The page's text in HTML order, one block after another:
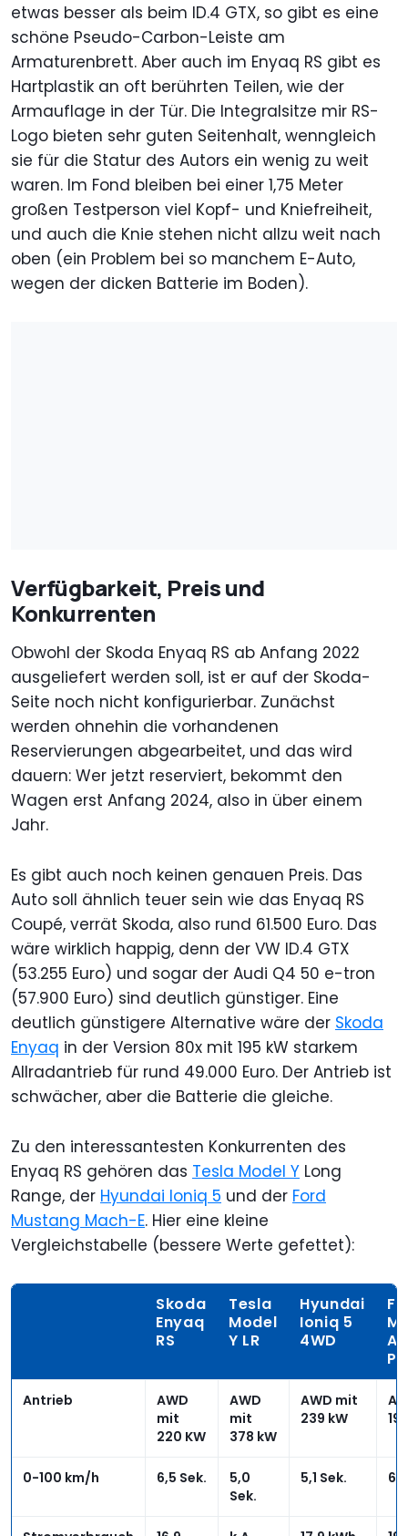
etwas besser als beim ID.4 GTX, so gibt es eine
schöne Pseudo-Carbon-Leiste am
Armaturenbrett. Aber auch im Enyaq RS gibt es
Hartplastik an oft berührten Teilen, wie der
Armauflage in der Tür. Die Integralsitze mir RS-
Logo bieten sehr guten Seitenhalt, wenngleich
sie für die Statur des Autors ein wenig zu weit
waren. Im Fond bleiben bei einer 1,75 Meter
großen Testperson viel Kopf- und Kniefreiheit,
und auch die Knie stehen nicht allzu weit nach
oben (ein Problem bei so manchem E-Auto,
wegen der dicken Batterie im Boden).
Verfügbarkeit, Preis und
Konkurrenten
Obwohl der Skoda Enyaq RS ab Anfang 2022
ausgeliefert werden soll, ist er auf der Skoda-
Seite noch nicht konfigurierbar. Zunächst
werden ohnehin die vorhandenen
Reservierungen abgearbeitet, und das wird
dauern: Wer jetzt reserviert, bekommt den
Wagen erst Anfang 2024, also in über einem
Jahr.
Es gibt auch noch keinen genauen Preis. Das
Auto soll ähnlich teuer sein wie das Enyaq RS
Coupé, verrät Skoda, also rund 61.500 Euro. Das
wäre wirklich happig, denn der VW ID.4 GTX
(53.255 Euro) und sogar der Audi Q4 50 e-tron
(57.900 Euro) sind deutlich günstiger. Eine
deutlich günstigere Alternative wäre der Skoda
Enyaq in der Version 80x mit 195 kW starkem
Allradantrieb für rund 49.000 Euro. Der Antrieb ist
schwächer, aber die Batterie die gleiche.
Zu den interessantesten Konkurrenten des
Enyaq RS gehören das Tesla Model Y Long
Range, der Hyundai Ioniq 5 und der Ford
Mustang Mach-E. Hier eine kleine
Vergleichstabelle (bessere Werte gefettet):
Skoda
Enyaq
RS
Tesla
Model
Y LR
Hyundai
Ioniq 5
4WD
Antrieb
AWD
mit
220 KW
AWD
mit
378 kW
AWD mit
239 kW
0-100 km/h 6,5 Sek.
5,0
Sek.
5,1 Sek.